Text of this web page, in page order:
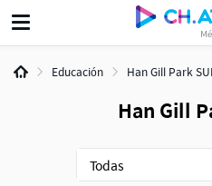
Educación Han Gill Park
Han Gill